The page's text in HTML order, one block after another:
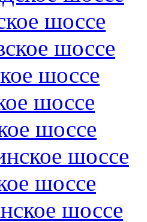
шоссе
шоссе
шоссе
шоссе
шоссе
шоссе
шоссе
шоссе